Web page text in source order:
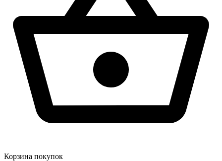
Корзина покупок